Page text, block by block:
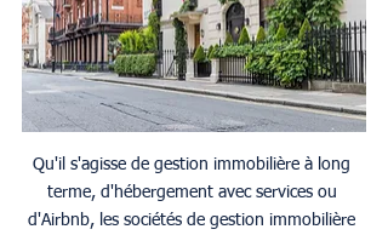
Qu'il s'agisse de gestion immobilière à long
terme, d'hébergement avec services ou
d'Airbnb, les sociétés de gestion immobilière